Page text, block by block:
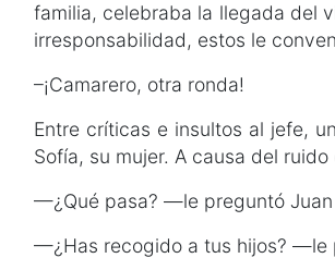
familia, celebraba la llegada del
irresponsabilidad, estos le
–¡Camarero, otra ronda!
Entre críticas e insultos al jefe,
Sofía, su mujer. A causa del
—¿Qué pasa? —le preguntó
—¿Has recogido a tus hijos? —le